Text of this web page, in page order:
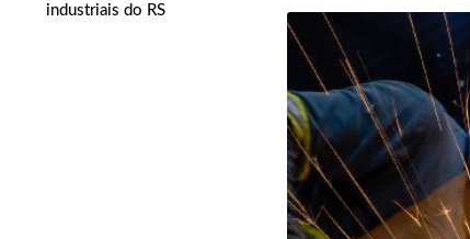
industriais do RS